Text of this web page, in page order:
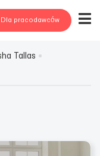
Dla pracodawców
Tallas